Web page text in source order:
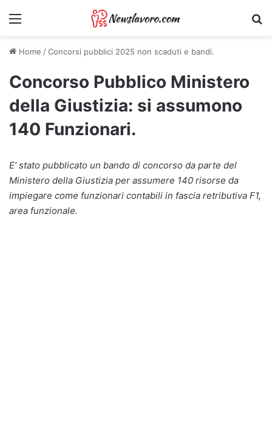
Menu
Home /Concorsi pubblici 2025 non scaduti e bandi.
Concorso Pubblico Ministero
della Giustizia: si assumono
140 Funzionari.
E’ stato pubblicato un bando di concorso da parte del
Ministero della Giustizia per assumere 140 risorse da
impiegare come funzionari contabili in fascia retributiva F1,
area funzionale.